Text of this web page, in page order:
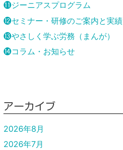
⓫ジーニアスプログラム
⓬セミナー・研修のご案内と実績
⓭やさしく学ぶ労務（まんが）
⓮コラム・お知らせ
アーカイブ
2026年8月
2026年7月